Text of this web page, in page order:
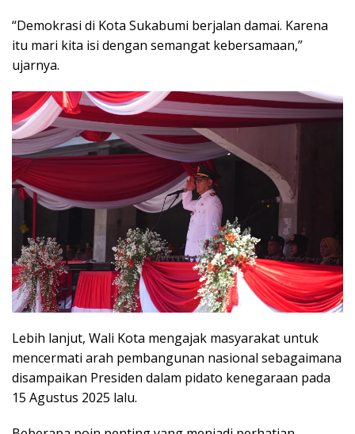
“Demokrasi di Kota Sukabumi berjalan damai. Karena
itu mari kita isi dengan semangat kebersamaan,”
ujarnya.
Lebih lanjut, Wali Kota mengajak masyarakat untuk
mencermati arah pembangunan nasional sebagaimana
disampaikan Presiden dalam pidato kenegaraan pada
15 Agustus 2025 lalu.